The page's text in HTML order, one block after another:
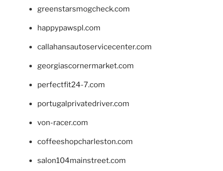
greenstarsmogcheck.com
happypawspl.com
callahansautoservicecenter.com
georgiascornermarket.com
perfectfit24-7.com
portugalprivatedriver.com
von-racer.com
coffeeshopcharleston.com
salon104mainstreet.com